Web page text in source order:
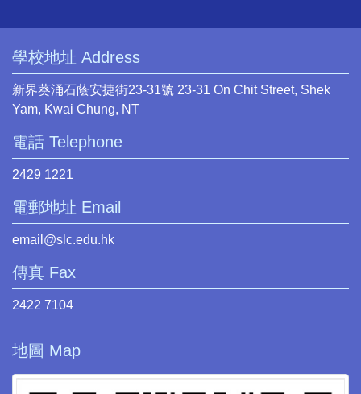
學校地址 Address
新界葵涌石蔭安捷街23-31號 23-31 On Chit Street, Shek
Yam, Kwai Chung, NT
電話 Telephone
2429 1221
電郵地址 Email
email@slc.edu.hk
傳真 Fax
2422 7104
地圖 Map